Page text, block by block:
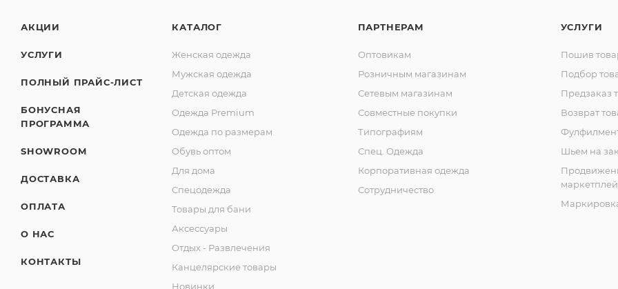
АКЦИИ
УСЛУГИ
ПОЛНЫЙ ПРАЙС-ЛИСТ
БОНУСНАЯ
ПРОГРАММА
SHOWROOM
ДОСТАВКА
ОПЛАТА
О НАС
КОНТАКТЫ
КАТАЛОГ
Женская одежда
Мужская одежда
Детская одежда
Одежда Premium
Одежда по размерам
Обувь оптом
Для дома
Спецодежда
Товары для бани
Аксессуары
Отдых - Развлечения
Канцелярские товары
Новинки
ПАРТНЕРАМ
Оптовикам
Розничным магазинам
Сетевым магазинам
Совместные покупки
Типографиям
Спец. Одежда
Корпоративная одежда
Сотрудничество
УСЛУГИ
Пошив
Подбор
Предзаказ
Возврат
Шьем на